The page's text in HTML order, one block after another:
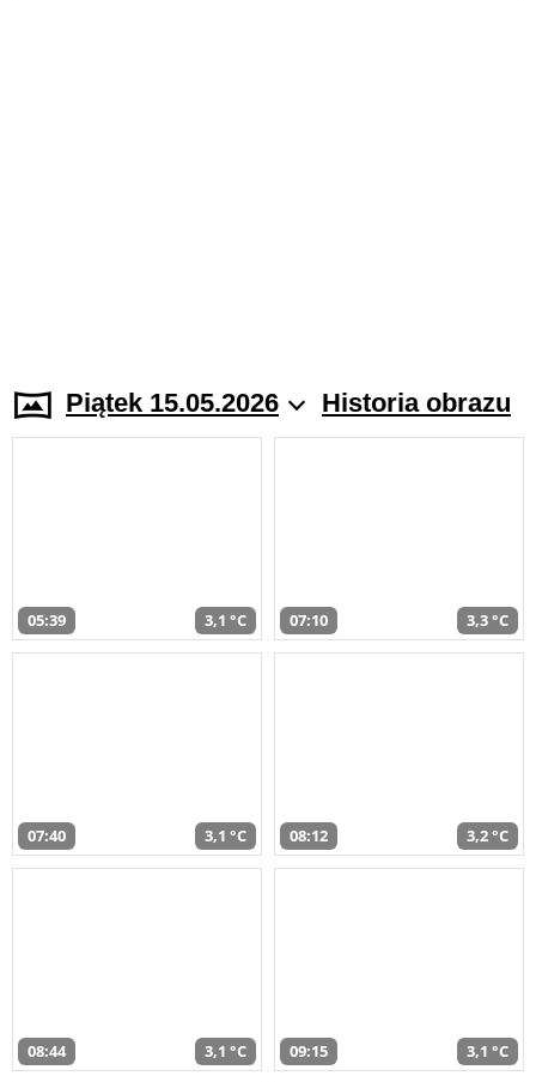
Piątek 15.05.2026 Historia obrazu
05:39 3,1 °C 07:10 3,3 °C
07:40 3,1 °C 08:12 3,2 °C
08:44 3,1 °C 09:15 3,1 °C